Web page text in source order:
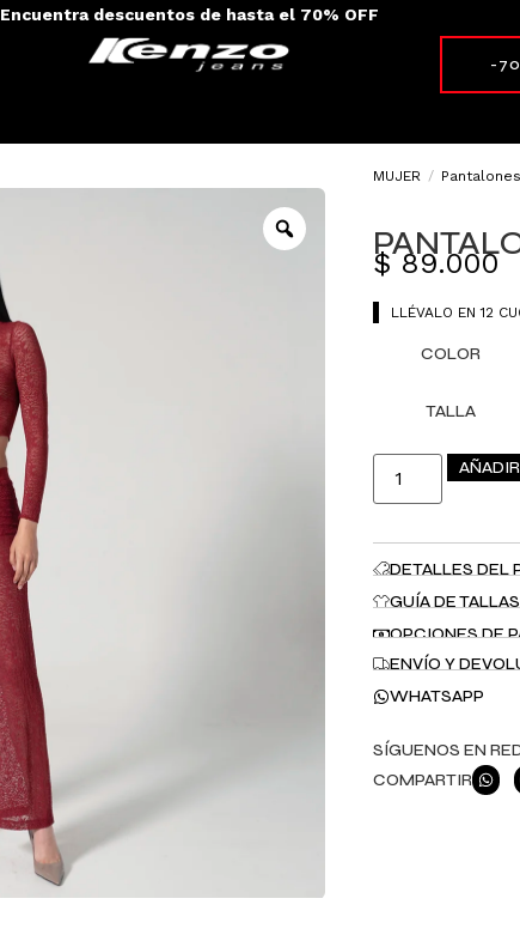
Encuentra descuentos de hasta el 70% OFF
-
MUJER /
$89.000
LLÉVALO EN 12
COLOR
TALLA
DETALLES DEL
GUÍA DE TALLAS
OPCIONES DE
ENVÍO Y
WHATSAPP
SÍGUENOS EN
COMPARTIR